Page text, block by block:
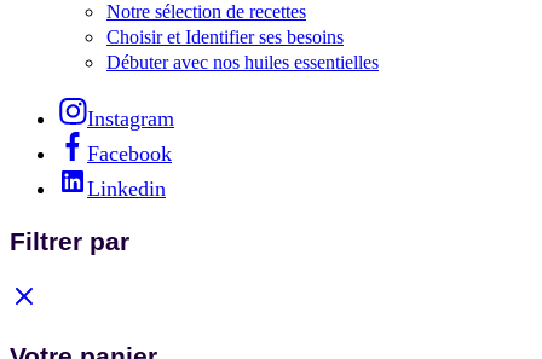
Notre sélection de recettes
Choisir et Identifier ses besoins
Débuter avec nos huiles essentielles
Instagram
Facebook
Linkedin
Filtrer par